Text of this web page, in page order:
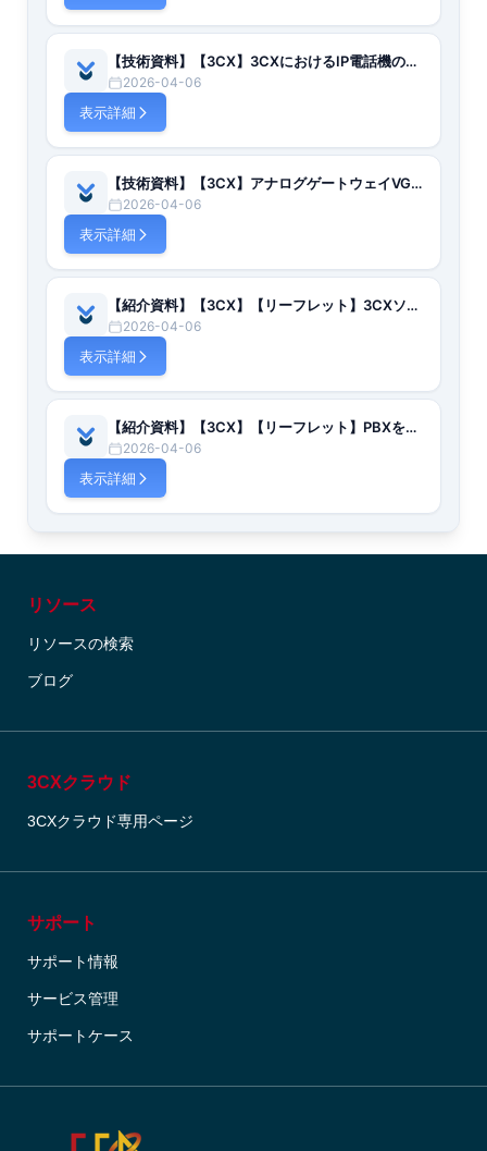
【技術資料】【3CX】3CXにおけるIP電話機の初期設定【日本語】
2026-04-06
表示詳細
【技術資料】【3CX】アナログゲートウェイVG3XEと3CXクラウドサービス接続設定について【日本語】
2026-04-06
表示詳細
【紹介資料】【3CX】【リーフレット】3CXソリューション全体図【日本語】
2026-04-06
表示詳細
【紹介資料】【3CX】【リーフレット】PBXをもっと自由に【日本語】
2026-04-06
表示詳細
リソース
リソースの検索
ブログ
3CXクラウド
3CXクラウド専用ページ
サポート
サポート情報
サービス管理
サポートケース